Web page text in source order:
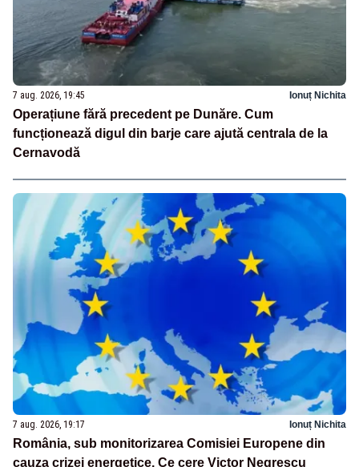
7 aug. 2026, 19:45 Ionuț Nichita
Operațiune fără precedent pe Dunăre. Cum
funcționează digul din barje care ajută centrala de la
Cernavodă
7 aug. 2026, 19:17 Ionuț Nichita
România, sub monitorizarea Comisiei Europene din
cauza crizei energetice. Ce cere Victor Negrescu